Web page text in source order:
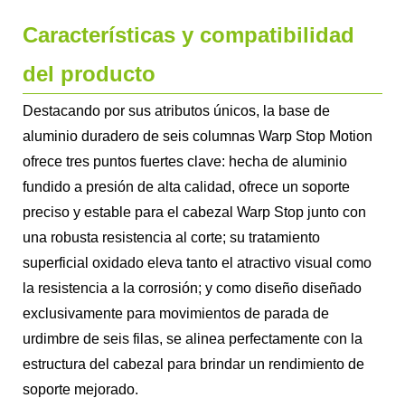
Características y compatibilidad
del producto
Destacando por sus atributos únicos, la base de
aluminio duradero de seis columnas Warp Stop Motion
ofrece tres puntos fuertes clave: hecha de aluminio
fundido a presión de alta calidad, ofrece un soporte
preciso y estable para el cabezal Warp Stop junto con
una robusta resistencia al corte; su tratamiento
superficial oxidado eleva tanto el atractivo visual como
la resistencia a la corrosión; y como diseño diseñado
exclusivamente para movimientos de parada de
urdimbre de seis filas, se alinea perfectamente con la
estructura del cabezal para brindar un rendimiento de
soporte mejorado.